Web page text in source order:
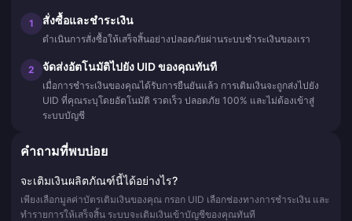
1 สั่งซื้อและชำระเงิน
ดำเนินการสั่งซื้อให้เสร็จสิ้นอย่างปลอดภัยผ่านระบบชำระเงินของเรา
2 จัดส่งอัตโนมัติไปยัง UID ของคุณทันที
เมื่อการชำระเงินของคุณได้รับการยืนยันแล้ว การเติมเงินจะถูกส่งไปยัง
UID ที่คุณระบุโดยอัตโนมัติ รวดเร็ว ปลอดภัย 100% และไม่ต้องเข้าสู่
ระบบบัญชี
คำถามที่พบบ่อย
จะเติมเงินผลิตภัณฑ์นี้ได้อย่างไร?
เพียงเลือกมูลค่าบัตรเติมเงินของคุณ กรอก UID เลือกช่องทางการชำระเงิน และ
ทำรายการให้เสร็จสิ้น ระบบจะเติมเงินเข้าบัญชีของคุณทันที